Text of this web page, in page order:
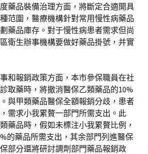
藥品裝備治理方面，將斷定合適開具
范圍，醫療機構針對常用慢性病藥品
藥品庫存。對于慢性病患者需求但尚
衛生辦事機構要做好藥品掛號，并實
和報銷政策方面，本市參保職員在社
取藥時，將撤消醫保乙類藥品的10%
與甲類藥品醫保全額報銷分歧，患者
需求小我累贅一部門所需支出。此
藥品時，假如未標注小我累贅比例，
的藥品所需支出，其余部門列進醫保
部分還將研討調劑部門藥品報銷政